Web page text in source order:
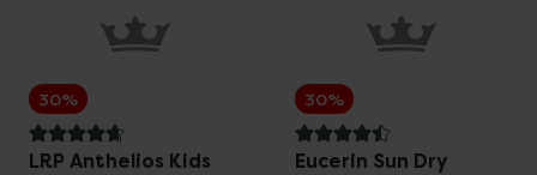
30%
4.7 av 5 i omdöme
LRP Anthelios Kids
30%
4.5 av 5 i omdöme
Eucerin Sun Dry